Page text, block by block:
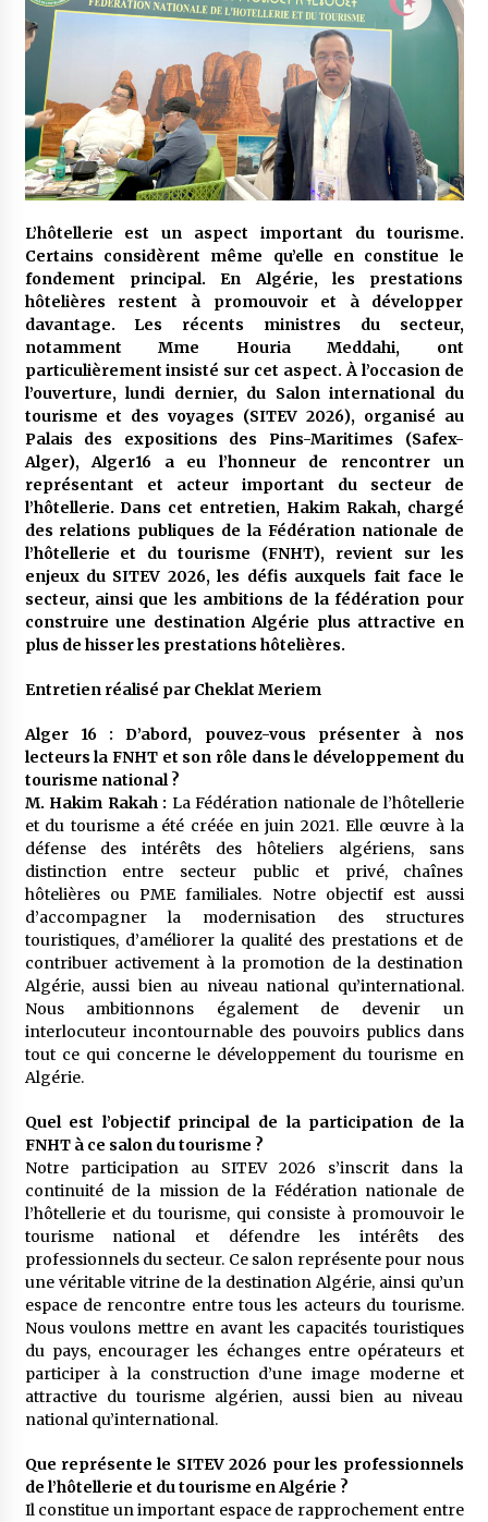
meilleur prêche du vendredi
Droit à l’affiliation au régime national de
retraite : Coup d’envoi d’une campagne de
sensibilisation au profit de la communauté
nationale à l’étranger
2 semaines ago
Lancement d’une campagne nationale de
sensibilisation sur la lutte contre le travail
3 semaines ago
Première voiture de course conçue et
fabriquée localement : Une équipe d’étudiants
algériens participe à une compétition
3 semaines ago
Université Alger 3 : Lancement d’un master à
cursus intégré à la licence en communication
en langue amazighe
3 semaines ago
L’hôtellerie est un aspect important du tourisme.
Certains considèrent même qu’elle en constitue le
fondement principal. En Algérie, les prestations
hôtelières restent à promouvoir et à développer
davantage. Les récents ministres du secteur,
notamment Mme Houria Meddahi, ont
particulièrement insisté sur cet aspect. À l’occasion de
l’ouverture, lundi dernier, du Salon international du
tourisme et des voyages (SITEV 2026), organisé au
Palais des expositions des Pins-Maritimes (Safex-
Alger), Alger16 a eu l’honneur de rencontrer un
représentant et acteur important du secteur de
l’hôtellerie. Dans cet entretien, Hakim Rakah, chargé
des relations publiques de la Fédération nationale de
l’hôtellerie et du tourisme (FNHT), revient sur les
enjeux du SITEV 2026, les défis auxquels fait face le
secteur, ainsi que les ambitions de la fédération pour
construire une destination Algérie plus attractive en
plus de hisser les prestations hôtelières.
Entretien réalisé par Cheklat Meriem
Alger 16 : D’abord, pouvez-vous présenter à nos
lecteurs la FNHT et son rôle dans le développement du
tourisme national ?
M. Hakim Rakah : La Fédération nationale de l’hôtellerie
et du tourisme a été créée en juin 2021. Elle œuvre à la
défense des intérêts des hôteliers algériens, sans
distinction entre secteur public et privé, chaînes
hôtelières ou PME familiales. Notre objectif est aussi
d’accompagner la modernisation des structures
touristiques, d’améliorer la qualité des prestations et de
contribuer activement à la promotion de la destination
Algérie, aussi bien au niveau national qu’international.
Nous ambitionnons également de devenir un
interlocuteur incontournable des pouvoirs publics dans
tout ce qui concerne le développement du tourisme en
Algérie.
Quel est l’objectif principal de la participation de la
FNHT à ce salon du tourisme ?
Notre participation au SITEV 2026 s’inscrit dans la
continuité de la mission de la Fédération nationale de
l’hôtellerie et du tourisme, qui consiste à promouvoir le
tourisme national et défendre les intérêts des
professionnels du secteur. Ce salon représente pour nous
une véritable vitrine de la destination Algérie, ainsi qu’un
espace de rencontre entre tous les acteurs du tourisme.
Nous voulons mettre en avant les capacités touristiques
du pays, encourager les échanges entre opérateurs et
participer à la construction d’une image moderne et
attractive du tourisme algérien, aussi bien au niveau
national qu’international.
Que représente le SITEV 2026 pour les professionnels
de l’hôtellerie et du tourisme en Algérie ?
Il constitue un important espace de rapprochement entre